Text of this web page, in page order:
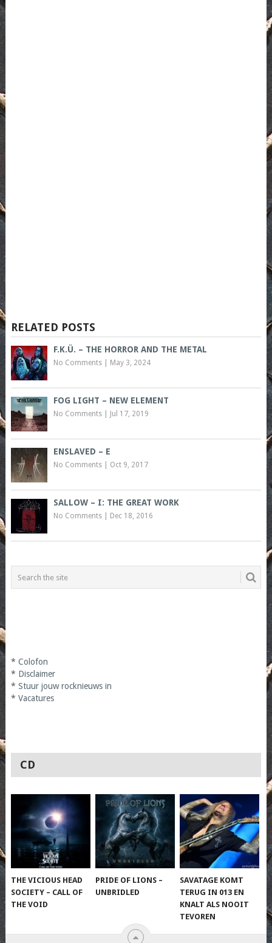
RELATED POSTS
F.K.Ü. – THE HORROR AND THE METAL
No Comments| May 3, 2024
FOG LIGHT – NEW ELEMENT
No Comments| Jul 17, 2019
ENSLAVED – E
No Comments| Oct 9, 2017
SALLOW – I: THE GREAT WORK
No Comments| Dec 18, 2016
* Colofon
* Disclaimer
* Stuur jouw rocknieuws in
* Vacatures
CD
THE VICIOUS HEAD
SOCIETY – CALL OF
THE VOID
PRIDE OF LIONS –
UNBRIDLED
SAVATAGE KOMT
TERUG IN 013 EN
KNALT ALS NOOIT
TEVOREN